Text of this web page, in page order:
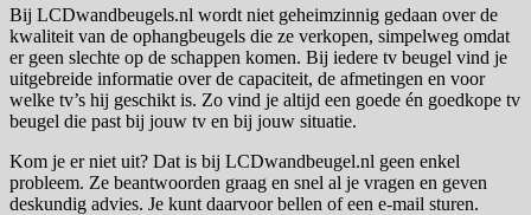
Bij LCDwandbeugels.nl wordt niet geheimzinnig gedaan over de
kwaliteit van de ophangbeugels die ze verkopen, simpelweg omdat
er geen slechte op de schappen komen. Bij iedere tv beugel vind je
uitgebreide informatie over de capaciteit, de afmetingen en voor
welke tv’s hij geschikt is. Zo vind je altijd een goede én goedkope tv
beugel die past bij jouw tv en bij jouw situatie.
Kom je er niet uit? Dat is bij LCDwandbeugel.nl geen enkel
probleem. Ze beantwoorden graag en snel al je vragen en geven
deskundig advies. Je kunt daarvoor bellen of een e-mail sturen.